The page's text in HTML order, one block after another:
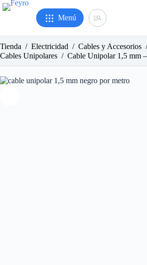
Saltar
al
Menú
Tienda / Electricidad / Cables y Accesorios /
Cables Unipolares / Cable Unipolar 1,5 mm